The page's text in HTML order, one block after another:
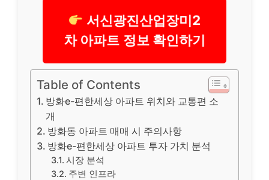
서신광진산업장미2
차 아파트 정보 확인하기
Table of Contents
방화e-편한세상 아파트 위치와 교통편 소
개
방화동 아파트 매매 시 주의사항
방화e-편한세상 아파트 투자 가치 분석
시장 분석
주변 인프라